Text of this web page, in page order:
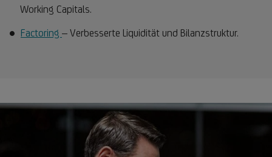
Working Capitals.
Factoring – Verbesserte Liquidität und Bilanzstruktur.